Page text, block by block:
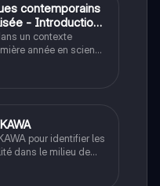
contemporains
- Introduction
un contexte
année en science
générale aux
Ce programme
pour identifier les
dans le milieu de
clés tels que
méthodes, tout en